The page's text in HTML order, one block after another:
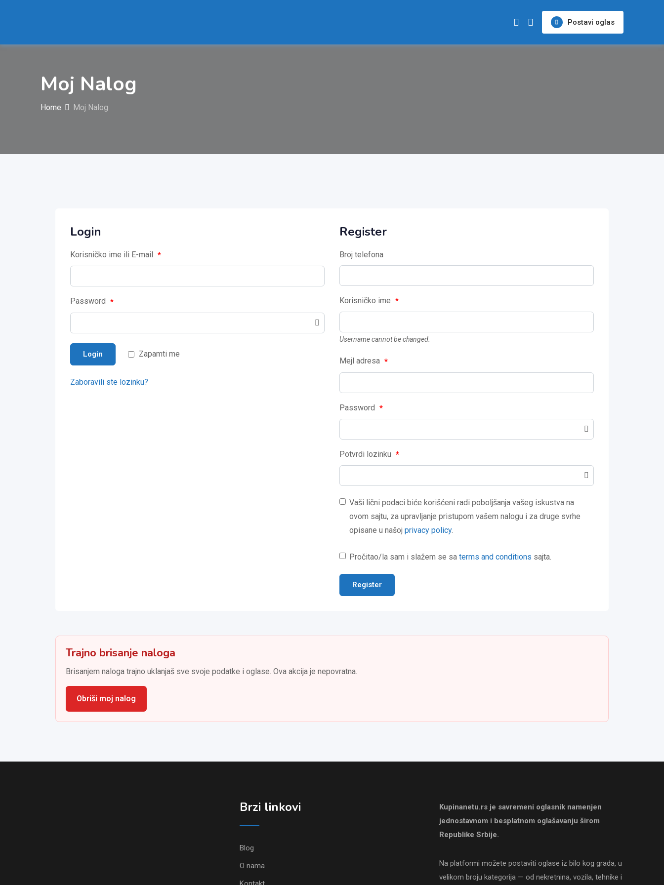
Postavi oglas
Moj Nalog
Home Moj Nalog
Login
Korisničko ime ili E-mail *
Password *
Login Zapamti me
Zaboravili ste lozinku?
Register
Broj telefona
Korisničko ime *
Username cannot be changed.
Mejl adresa *
Password *
Potvrdi lozinku *
Vaši lični podaci biće korišćeni radi poboljšanja vašeg iskustva na
ovom sajtu, za upravljanje pristupom vašem nalogu i za druge svrhe
opisane u našoj privacy policy.
Pročitao/la sam i slažem se sa terms and conditions sajta.
Trajno brisanje naloga
Brisanjem naloga trajno uklanjaš sve svoje podatke i oglase. Ova akcija je nepovratna.
Obriši moj nalog
Brzi linkovi
Blog
O nama
Kupinanetu.rs je savremeni oglasnik namenjen
jednostavnom i besplatnom oglašavanju širom
Republike Srbije.
Na platformi možete postaviti oglase iz bilo kog grada, u
velikom broju kategorija — od nekretnina, vozila, tehnike i